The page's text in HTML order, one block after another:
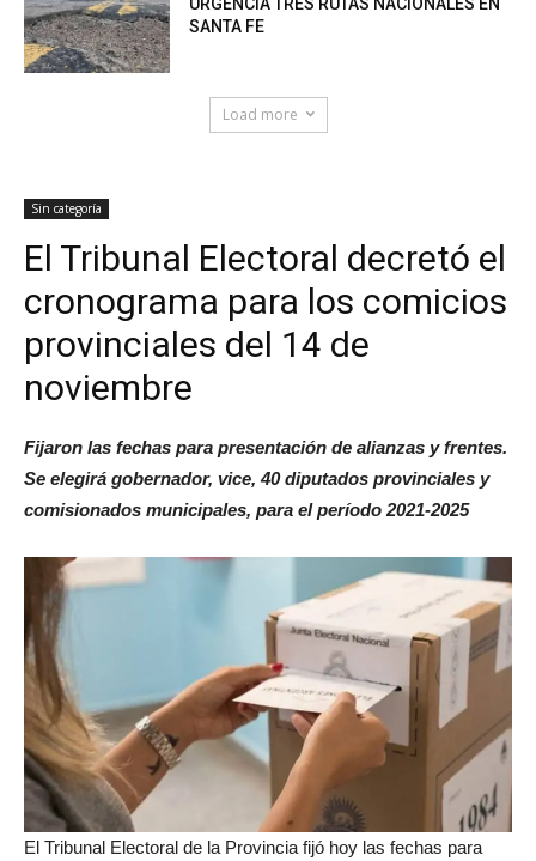
SANTA FE
Load more